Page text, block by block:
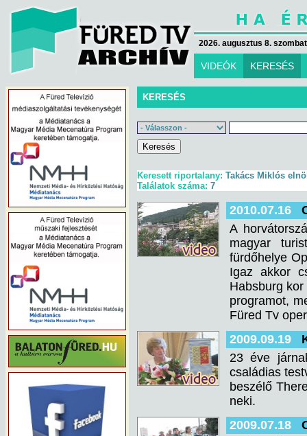
2026. augusztus 8.
VIDEÓK KERESÉS
KERESÉS
Keresett riportalany: Takács Miklós
Találatok száma: 7
2010.07.16
A
magyar
fürdőhelye
Igaz akkor
Habsburg
programot,
Füred Tv
2009.09.19
23 éve
családias
beszélő
neki.
2009.07.18